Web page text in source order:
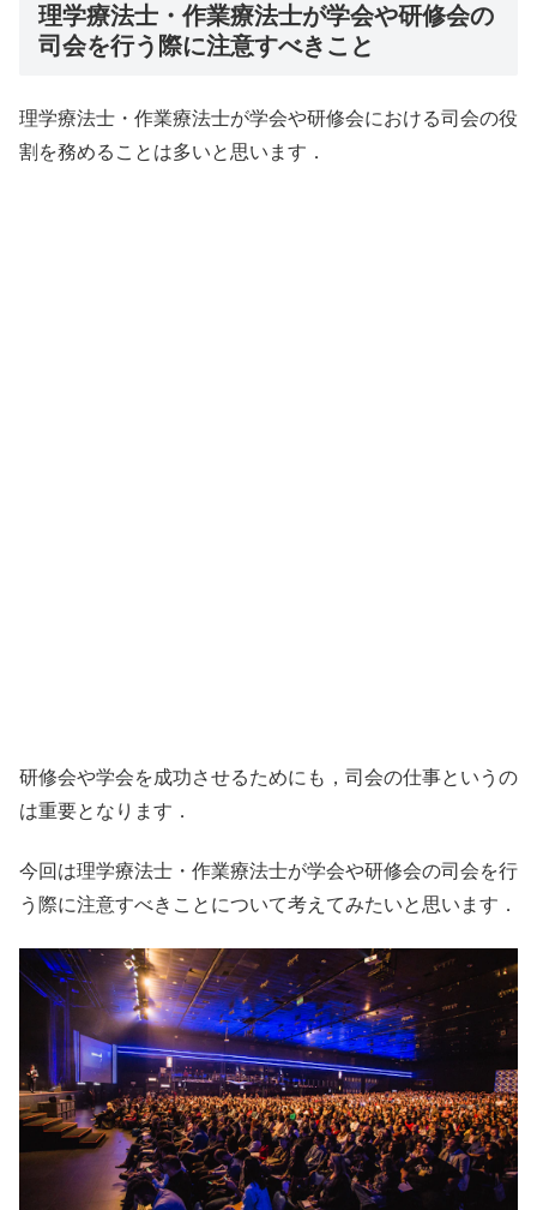
理学療法士・作業療法士が学会や研修会の
司会を行う際に注意すべきこと
理学療法士・作業療法士が学会や研修会における司会の役
割を務めることは多いと思います．
研修会や学会を成功させるためにも，司会の仕事というの
は重要となります．
今回は理学療法士・作業療法士が学会や研修会の司会を行
う際に注意すべきことについて考えてみたいと思います．